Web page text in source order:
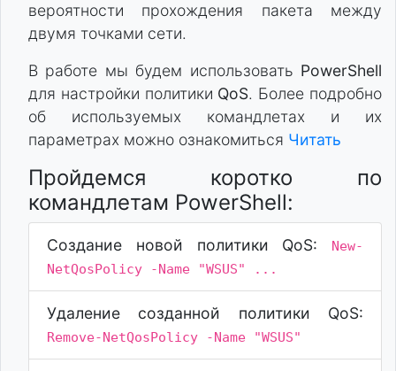
вероятности прохождения пакета между
двумя точками сети.
В работе мы будем использовать PowerShell
для настройки политики QoS. Более подробно
об используемых командлетах и их
параметрах можно ознакомиться Читать
Пройдемся коротко по
командлетам PowerShell:
Создание новой политики QoS:
New-
NetQosPolicy -Name "WSUS" ...
Удаление созданной политики QoS:
Remove-NetQosPolicy -Name "WSUS"